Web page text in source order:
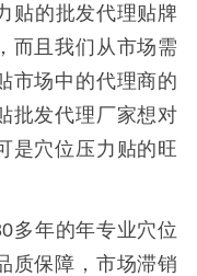
的批发代理贴牌
而且我们从市场需
市场中的代理商的
批发代理厂家想对
是穴位压力贴的旺
年的年专业穴位
质保障，市场滞销